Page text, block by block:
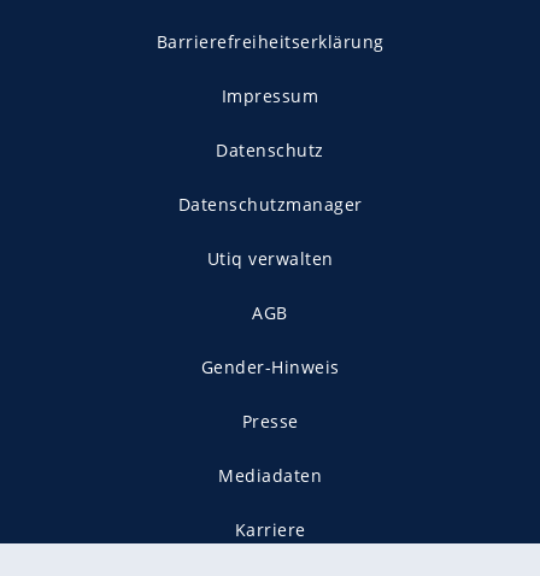
Barrierefreiheitserklärung
Impressum
Datenschutz
Datenschutzmanager
Utiq verwalten
AGB
Gender-Hinweis
Presse
Mediadaten
Karriere